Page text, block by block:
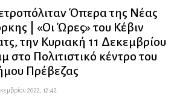
Όπερα της Νέας
| «Οι Ώρες» του Κέβιν
την Κυριακή 11 Δεκεμβρίου
στο Πολιτιστικό κέντρο του
Πρέβεζας
2022, 12:42